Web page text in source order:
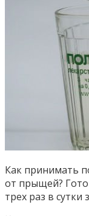
Как принимать
от прыщей?
трех раз в